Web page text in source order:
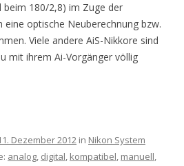
beim 180/2,8) im Zuge der
eine optische Neuberechnung bzw.
Viele andere AiS-Nikkore sind
mit ihrem Ai-Vorgänger völlig
Dezember 2012 in Nikon System
analog, digital, kompatibel, manuell,